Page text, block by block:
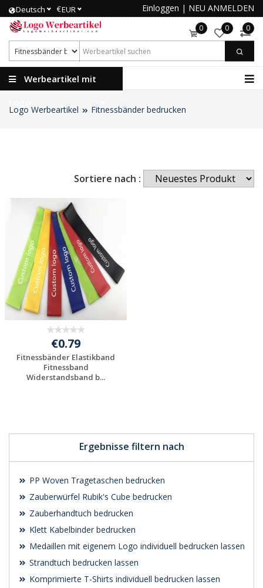
Deutsch €EUR Einloggen | NEU ANMELDEN
0 0 0
Werbeartikel mit
Logo Werbeartikel Fitnessbänder bedrucken
Ergebnisse filtern nach
PP Woven Tragetaschen bedrucken
Zauberwürfel Rubik's Cube bedrucken
Zauberhandtuch bedrucken
Klett Kabelbinder bedrucken
Medaillen mit eigenem Logo individuell bedrucken lassen
Strandtuch bedrucken lassen
Komprimierte T-Shirts individuell bedrucken lassen
Sortiere nach :
€0.79
Fitnessbänder Elastikband
Fitnessband
Widerstandsband b...